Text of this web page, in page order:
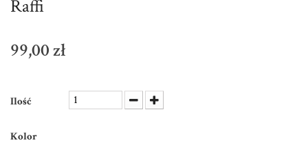
Raffi
99,00 zł
Ilość
Kolor